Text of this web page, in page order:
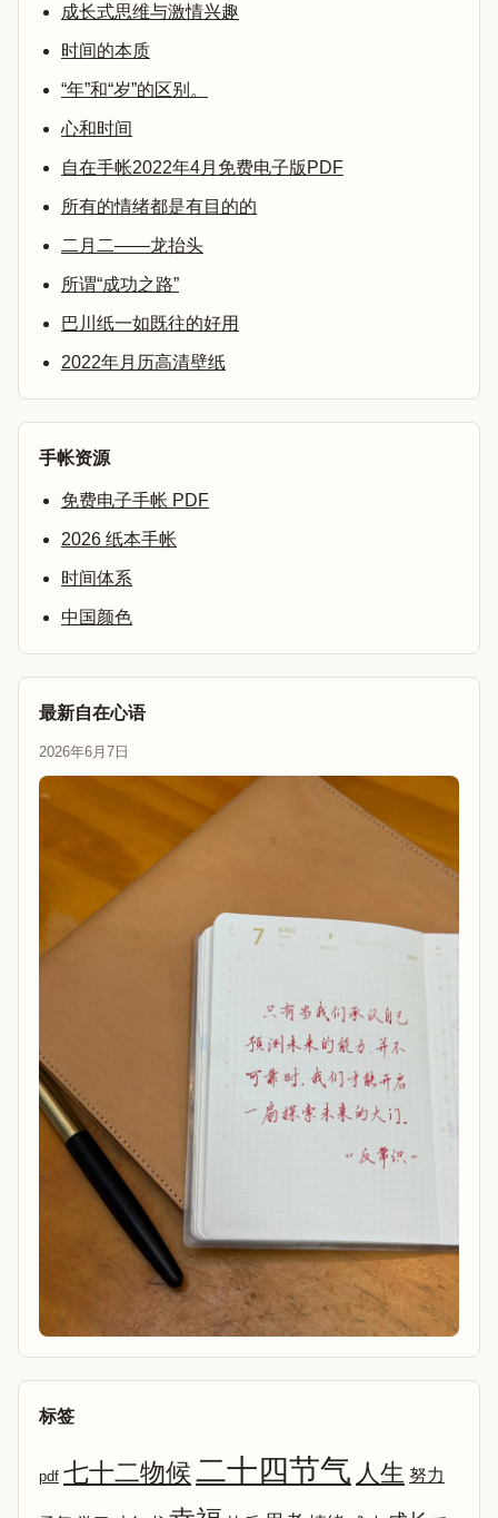
成长式思维与激情兴趣
时间的本质
“年”和“岁”的区别。
心和时间
自在手帐2022年4月免费电子版PDF
所有的情绪都是有目的的
二月二——龙抬头
所谓“成功之路”
巴川纸一如既往的好用
2022年月历高清壁纸
手帐资源
免费电子手帐 PDF
2026 纸本手帐
时间体系
中国颜色
最新自在心语
2026年6月7日
标签
pdf 七十二物候二十四节气 人生 努力